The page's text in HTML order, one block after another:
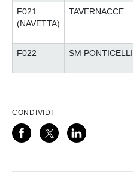
F021
(NAVETTA)
TAVERNACCE
F022 SM PONTICELLI
CONDIVIDI